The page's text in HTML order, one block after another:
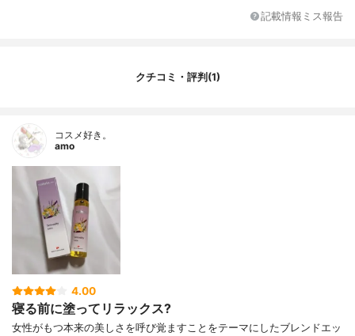
リナロール、ゲラニオール、シトロネロー
記載情報ミス報告
クチコミ・評判(1)
コスメ好き。
amo
4.00
寝る前に塗ってリラックス?
女性がもつ本来の美しさを呼び覚ますことをテーマにしたブレンドエッ